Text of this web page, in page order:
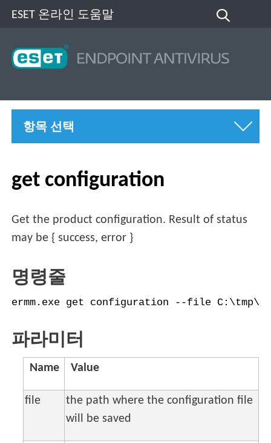
ESET 온라인 도움말
항목 선택
get configuration
Get the product configuration. Result of status
may be { success, error }
명령줄
ermm.exe get configuration --file
파라미터
Name Value
file
the path where the configuration file
will be saved